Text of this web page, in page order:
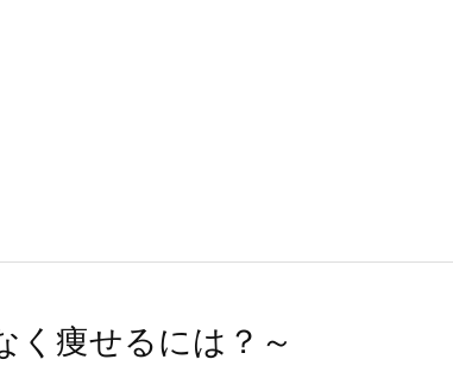
く痩せるには？～